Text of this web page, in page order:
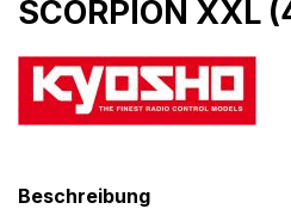
SCORPION XXL
Beschreibung